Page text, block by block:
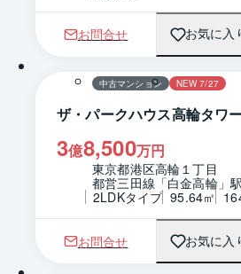
お問合せ お気に
中古マンション NEW 7/27
ザ・パークハウス高輪タワ
3億8,500万円
東京都港区高輪１丁目
都営三田線「白金高輪」
2LDKタイプ 95.64㎡
お問合せ お気に